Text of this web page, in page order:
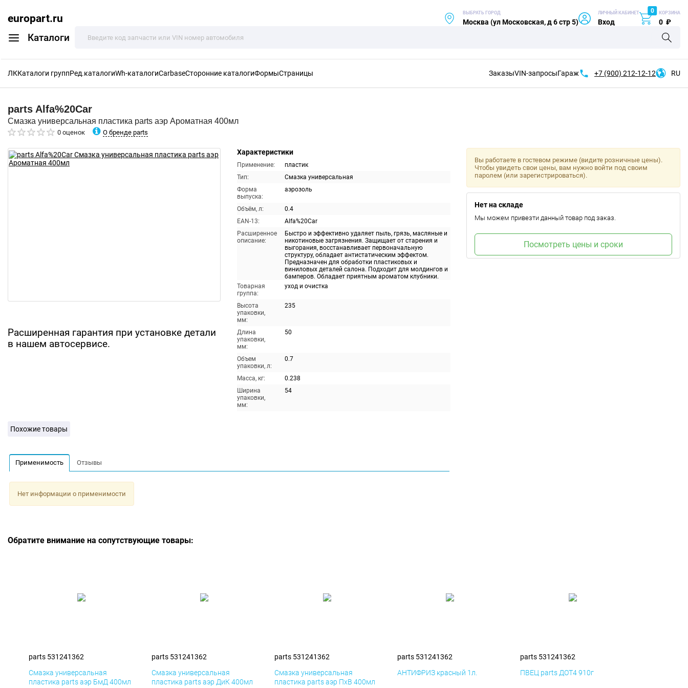
europart.ru
Каталоги
ВЫБРАТЬ ГОРОД
Москва (ул Московская, д 6 стр 5)
ЛИЧНЫЙ КАБИНЕТ
Вход
0 КОРЗИНА
0 ₽
ЛККаталоги группРед.каталогиWh-каталогиCarbaseСторонние каталогиФормыСтраницы ЗаказыVIN-запросыГараж +7 (900) 212-12-12 RU
parts Alfa%20Car
Смазка универсальная пластика parts аэр Ароматная 400мл
0 оценок О бренде parts
Расширенная гарантия при установке детали
в нашем автосервисе.
Характеристики
Применение:
пластик
Тип:
Смазка универсальная
Форма
выпуска:
аэрозоль
Объём, л:
0.4
EAN-13:
Alfa%20Car
Расширенное
описание:
Быстро и эффективно удаляет пыль, грязь, масляные и
никотиновые загрязнения. Защищает от старения и
выгорания, восстанавливает первоначальную
структуру, обладает антистатическим эффектом.
Предназначен для обработки пластиковых и
виниловых деталей салона. Подходит для молдингов и
бамперов. Обладает приятным ароматом клубники.
Товарная
группа:
уход и очистка
Высота
упаковки,
мм:
235
Длина
упаковки,
мм:
50
Объем
упаковки, л:
0.7
Масса, кг:
0.238
Ширина
упаковки,
мм:
54
Вы работаете в гостевом режиме (видите розничные цены).
Чтобы увидеть свои цены, вам нужно войти под своим
паролем (или зарегистрироваться).
Нет на складе
Мы можем привезти данный товар под заказ.
Посмотреть цены и сроки
Похожие товары
Применимость Отзывы
Нет информации о применимости
Обратите внимание на сопутствующие товары:
parts 531241362
Смазка универсальная
пластика parts аэр БмД 400мл
parts 531241362
Смазка универсальная
пластика parts аэр ДиК 400мл
parts 531241362
Смазка универсальная
пластика parts аэр ПхВ 400мл
parts 531241362
АНТИФРИЗ красный 1л.
parts 531241362
ПВЕЦ parts ДОТ4 910г